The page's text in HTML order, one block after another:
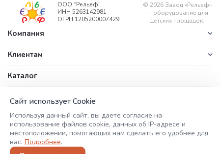
ООО “Рельеф”
ИНН 5263142981
ОГРН 1205200007429
© 2026Завод «Рельеф»
— оборудование для
детских площадок.
Компания
Клиентам
Каталог
+7 (800) 201-
49-49
+7 (908) 752-
56-46
ул. Береговая, д. 1/1, п.
Воскресенский район,
Нижегородская
область, 606735
Сайт использует Cookie
Используя данный сайт, вы даете согласие на
использование файлов cookie, данных об IP-адресе и
местоположении, помогающих нам сделать его удобнее для
вас. Подробнее.